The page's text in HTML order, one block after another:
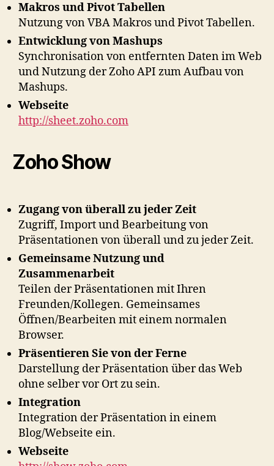
Makros und Pivot Tabellen
Nutzung von VBA Makros und Pivot Tabellen.
Entwicklung von Mashups
Synchronisation von entfernten Daten im Web
und Nutzung der Zoho API zum Aufbau von
Mashups.
Webseite
http://sheet.zoho.com
Zoho Show
Zugang von überall zu jeder Zeit
Zugriff, Import und Bearbeitung von
Präsentationen von überall und zu jeder Zeit.
Gemeinsame Nutzung und
Zusammenarbeit
Teilen der Präsentationen mit Ihren
Freunden/Kollegen. Gemeinsames
Öffnen/Bearbeiten mit einem normalen
Browser.
Präsentieren Sie von der Ferne
Darstellung der Präsentation über das Web
ohne selber vor Ort zu sein.
Integration
Integration der Präsentation in einem
Blog/Webseite ein.
Webseite